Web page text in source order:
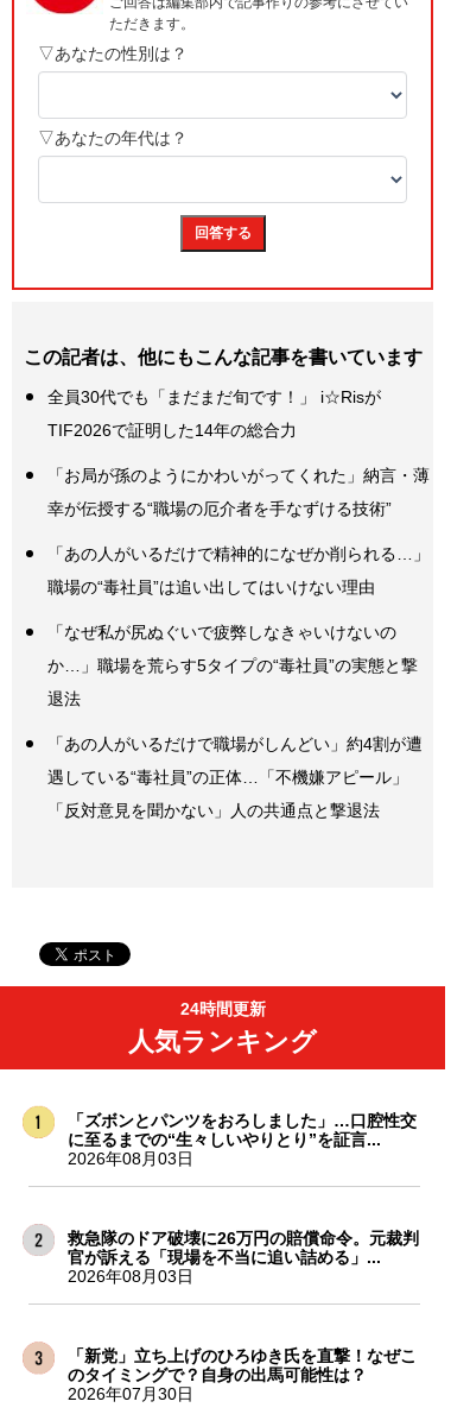
この記者は、他にもこんな記事を書いています
全員30代でも「まだまだ旬です！」 i☆Risが
TIF2026で証明した14年の総合力
「お局が孫のようにかわいがってくれた」納言・薄
幸が伝授する“職場の厄介者を手なずける技術”
「あの人がいるだけで精神的になぜか削られる…」
職場の“毒社員”は追い出してはいけない理由
「なぜ私が尻ぬぐいで疲弊しなきゃいけないの
か…」職場を荒らす5タイプの“毒社員”の実態と撃
退法
「あの人がいるだけで職場がしんどい」約4割が遭
遇している“毒社員”の正体…「不機嫌アピール」
「反対意見を聞かない」人の共通点と撃退法
24時間更新
人気ランキング
「ズボンとパンツをおろしました」…口腔性交
に至るまでの“生々しいやりとり”を証言...
2026年08月03日
救急隊のドア破壊に26万円の賠償命令。元裁判
官が訴える「現場を不当に追い詰める」...
2026年08月03日
「新党」立ち上げのひろゆき氏を直撃！なぜこ
のタイミングで？自身の出馬可能性は？
2026年07月30日